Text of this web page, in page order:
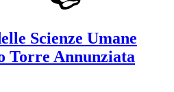
Scienze Umane
Torre Annunziata